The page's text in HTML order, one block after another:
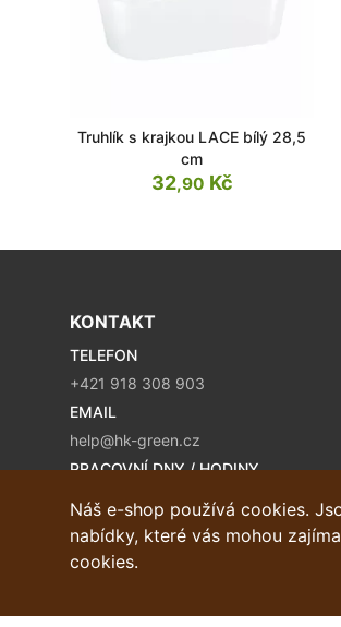
Truhlík s krajkou LACE bílý 28,5
cm
32,90 Kč
KONTAKT
TELEFON
+421 918 308 903
EMAIL
help@hk-green.cz
PRACOVNÍ DNY / HODINY
Náš e-shop používá cookies.
nabídky, které vás mohou
cookies.